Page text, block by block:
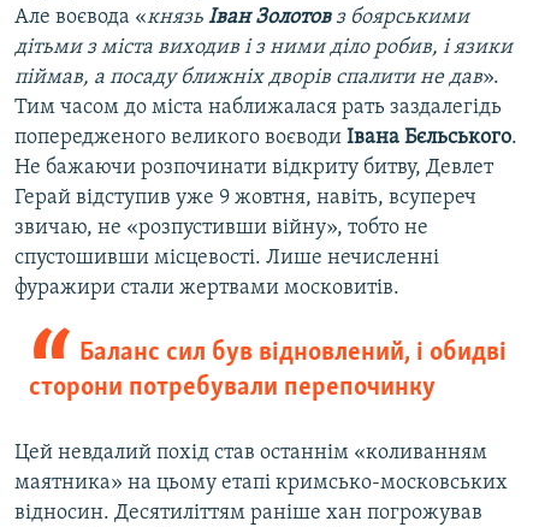
Але воєвода «князь Іван Золотовз боярськими
дітьми з міста виходив і з ними діло робив, і язики
піймав, а посаду ближніх дворів спалити не дав».
Тим часом до міста наближалася рать заздалегідь
попередженого великого воєводи Івана Бєльського.
Не бажаючи розпочинати відкриту битву, Девлет
Герай відступив уже 9 жовтня, навіть, всупереч
звичаю, не «розпустивши війну», тобто не
спустошивши місцевості. Лише нечисленні
фуражири стали жертвами московитів.
Баланс сил був відновлений, і обидві
сторони потребували перепочинку
Цей невдалий похід став останнім «коливанням
маятника» на цьому етапі кримсько-московських
відносин. Десятиліттям раніше хан погрожував